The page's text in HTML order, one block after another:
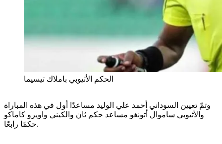
الحكم الأثيوبي باملاك تيسيما
وتمّ تعيين السوداني أحمد علي الوليد مساعدًا أول في هذه المباراة
والأثيوبي ساموال أتونغو مساعد حكم ثان والكيني واويرو كاماكو
حكمًا رابعًا.